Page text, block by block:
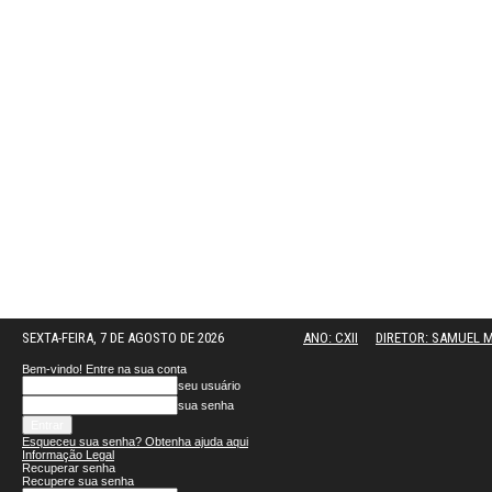
SEXTA-FEIRA, 7 DE AGOSTO DE 2026 ANO: CXII DIRETOR: SAMUEL
Bem-vindo! Entre na sua conta
seu usuário
sua senha
Esqueceu sua senha? Obtenha ajuda aqui
Informação Legal
Recuperar senha
Recupere sua senha